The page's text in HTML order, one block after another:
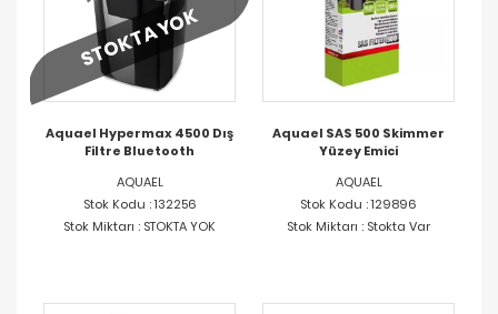
STOKTA YOK
Aquael Hypermax 4500 Dış
Filtre Bluetooth
AQUAEL
Stok Kodu : 132256
Stok Miktarı : STOKTA YOK
Aquael SAS 500 Skimmer
Yüzey Emici
AQUAEL
Stok Kodu : 129896
Stok Miktarı : Stokta Var